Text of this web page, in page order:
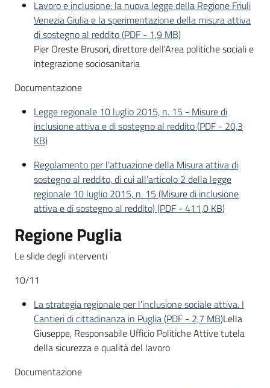
Lavoro e inclusione: la nuova legge della Regione Friuli
Venezia Giulia e la sperimentazione della misura attiva
di sostegno al reddito(PDF - 1,9 MB)
Pier Oreste Brusori, direttore dell'Area politiche sociali e
integrazione sociosanitaria
Documentazione
Legge regionale 10 luglio 2015, n. 15 - Misure di
inclusione attiva e di sostegno al reddito(PDF - 20,3
KB)
Regolamento per l’attuazione della Misura attiva di
sostegno al reddito, di cui all’articolo 2 della legge
regionale 10 luglio 2015, n. 15 (Misure di inclusione
attiva e di sostegno al reddito)(PDF - 411,0 KB)
Regione Puglia
Le slide degli interventi
10/11
La strategia regionale per l'inclusione sociale attiva. I
Cantieri di cittadinanza in Puglia(PDF - 2,7 MB)Lella
Giuseppe, Responsabile Ufficio Politiche Attive tutela
della sicurezza e qualità del lavoro
Documentazione